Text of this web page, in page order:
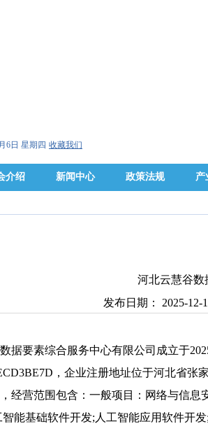
6日 星期四 收藏我们
介绍 新闻中心 政策法规 产
河北云慧谷数
发布日期： 2025-
据要素综合服务中心有限公司成立于
，企业注册地址位于河北省
经营范围包含：一般项目：网络与信
能基础软件开发;人工智能应用软件开